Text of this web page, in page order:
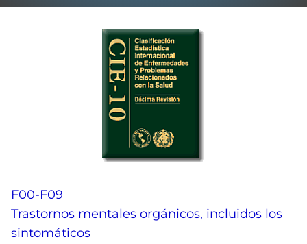
F00-F09
Trastornos mentales orgánicos, incluidos los
sintomáticos